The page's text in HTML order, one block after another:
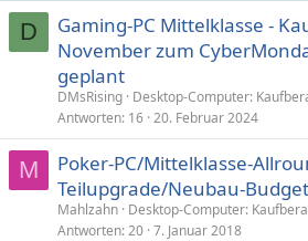
D
Gaming-PC Mittelklasse -
November zum
geplant
DMsRising Desktop-Computer:
Antworten 16 20. Februar 2024
M
Poker-PC/Mittelklasse-
Teilupgrade/Neubau-
Mahlzahn Desktop-Computer:
Antworten 20 7. Januar 2018